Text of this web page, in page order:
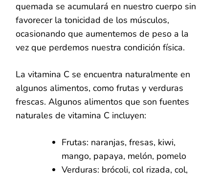
quemada se acumulará en nuestro cuerpo sin
favorecer la tonicidad de los músculos,
ocasionando que aumentemos de peso a la
vez que perdemos nuestra condición física.
La vitamina C se encuentra naturalmente en
algunos alimentos, como frutas y verduras
frescas. Algunos alimentos que son fuentes
naturales de vitamina C incluyen:
Frutas: naranjas, fresas, kiwi,
mango, papaya, melón, pomelo
Verduras: brócoli, col rizada, col,